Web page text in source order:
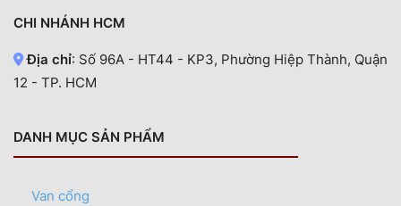
CHI NHÁNH HCM
Địa chỉ: Số 96A - HT44 - KP3, Phường Hiệp Thành, Quận
12 - TP. HCM
DANH MỤC SẢN PHẨM
Van cổng